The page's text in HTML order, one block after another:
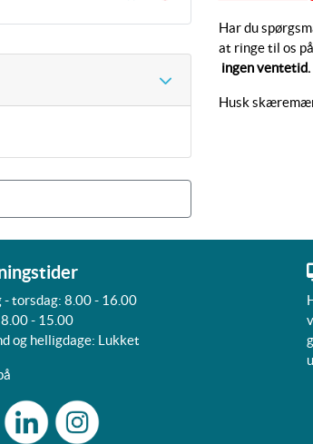
Har du
at ringe til os
ingen ventetid.
Husk
- torsdag: 8.00 - 16.00
- 15.00
og helligdage: Lukket